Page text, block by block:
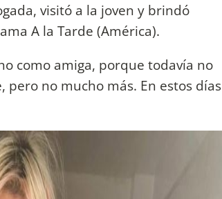
visitó a la joven y brindó
A la Tarde (América).
como amiga, porque todavía no
pero no mucho más. En estos días